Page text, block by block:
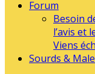
Forum
Besoin
l’avis et
Viens
Sourds &